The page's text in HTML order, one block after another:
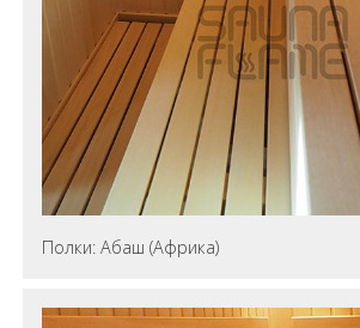
Полки: Абаш (Африка)